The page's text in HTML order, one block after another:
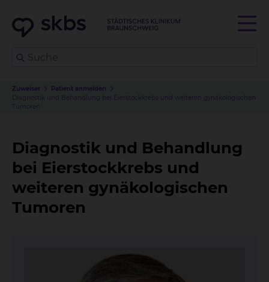
Zuweiser
Patient anmelden
Diagnostik und Behandlung bei Eierstockkrebs und weiteren gynäkologischen
Tumoren
Diagnostik und Behandlung
bei Eierstockkrebs und
weiteren gynäkologischen
Tumoren